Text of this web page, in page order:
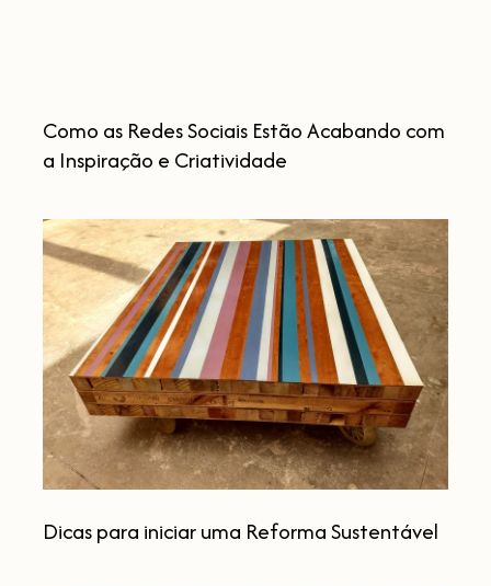
Como as Redes Sociais Estão Acabando com
a Inspiração e Criatividade
Dicas
para
iniciar
uma
Reforma
Sustentável
Dicas para iniciar uma Reforma Sustentável